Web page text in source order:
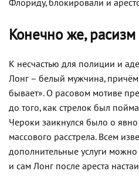
Флориду, блокировали и
Конечно же, расизм
К несчастью для полиции и
Лонг – белый мужчина,
бывает». О расовом мотиве
до того, как стрелок был
Чероки заикнулся было о
массового расстрела. Всем
дополнительные услуги можно
и сам Лонг после ареста